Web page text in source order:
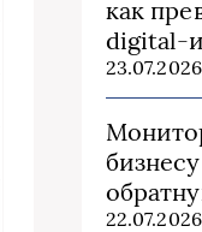
как
digital-
23.07.2026
22.07.2026